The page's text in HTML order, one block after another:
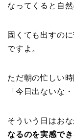
なってくると自
固くても出すの
ですよ。
ただ朝の忙しい
「今日出ないな
そういう日はお
なるのを実感で